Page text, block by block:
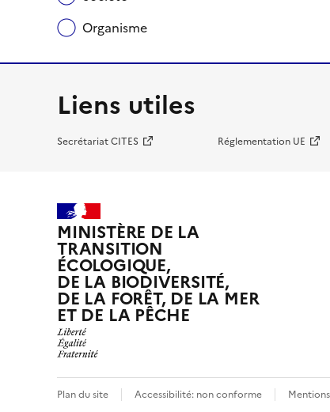
Organisme
Liens utiles
Secrétariat CITES Réglementation UE
MINISTÈRE DE LA
TRANSITION
ÉCOLOGIQUE,
DE LA BIODIVERSITÉ,
DE LA FORÊT, DE LA MER
ET DE LA PÊCHE
Plan du site Accessibilité: non conforme